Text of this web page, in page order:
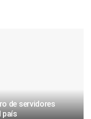
de servidores
país